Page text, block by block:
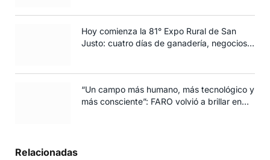
Hoy comienza la 81° Expo Rural de San
Justo: cuatro días de ganadería, negocios y
“Un campo más humano, más tecnológico y
más consciente”: FARO volvió a brillar en
Relacionadas